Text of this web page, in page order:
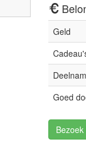
Geld
Goed